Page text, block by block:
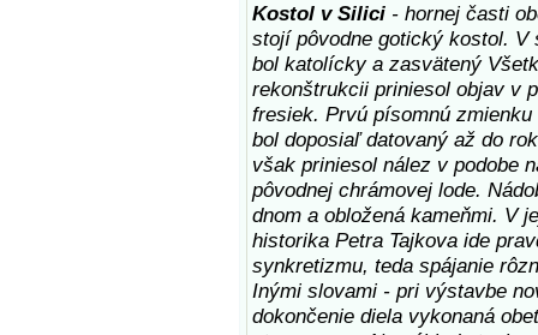
Kostol v Silici - hornej časti
stojí pôvodne gotický kostol.
bol katolícky a zasvätený
rekonštrukcii priniesol objav v
fresiek. Prvú písomnú
bol doposiaľ datovaný až do
však priniesol nález v podobe
pôvodnej chrámovej lode.
dnom a obložená kameňmi. V
historika Petra Tajkova ide
synkretizmu, teda spájanie
Inými slovami - pri výstavbe
dokončenie diela vykonaná